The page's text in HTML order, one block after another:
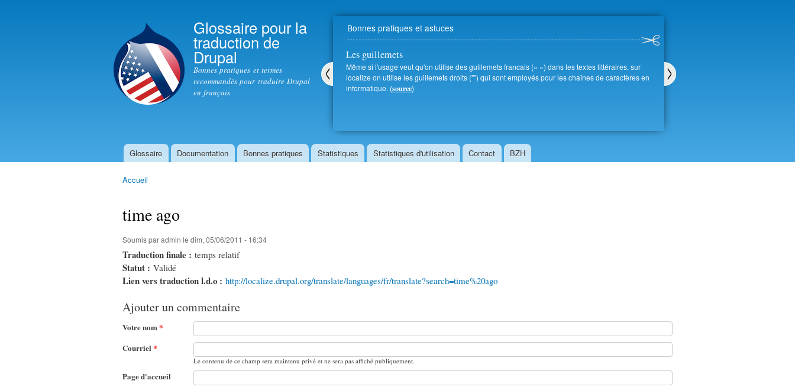
contenu
principal
Glossaire pour la
traduction de
Drupal
Bonnes pratiques et termes
recommandés pour traduire Drupal
en français
Bonnes pratiques et astuces
Les guillemets
Même si l'usage veut qu'on utilise des guillemets francais (« ») dans les textes littéraires, sur
localize on utilise les guillemets droits ("") qui sont employés pour les chaînes de caractères en
informatique. (source)
Menu principal
Glossaire Documentation Bonnes pratiques Statistiques Statistiques d'utilisation Contact BZH
Accueil
time ago
Soumis paradmin le dim, 05/06/2011 - 16:34
Traduction finale : temps relatif
Statut : Validé
Lien vers traduction l.d.o : http://localize.drupal.org/translate/languages/fr/translate?search=time%20ago
Ajouter un commentaire
Votre nom*
Courriel *
Le contenu de ce champ sera maintenu privé et ne sera pas affiché publiquement.
Page d'accueil